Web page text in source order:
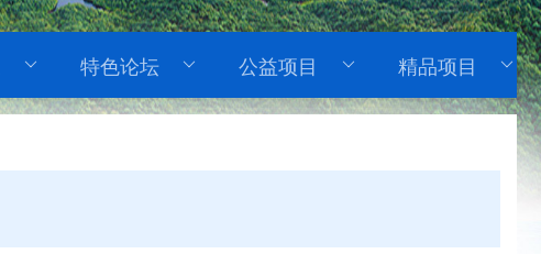
特色论坛 公益项目 精品项目